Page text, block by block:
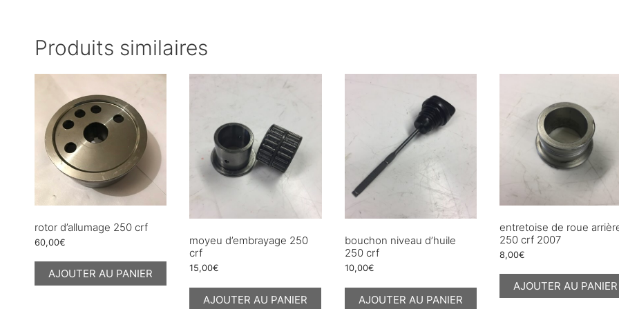
Produits similaires
rotor d’allumage 250 crf
60,00€
AJOUTER AU PANIER
moyeu d’embrayage 250
crf
15,00€
AJOUTER AU PANIER
bouchon niveau d’huile
250 crf
10,00€
AJOUTER AU PANIER
entretoise de roue
250 crf 2007
8,00€
AJOUTER AU PANIER